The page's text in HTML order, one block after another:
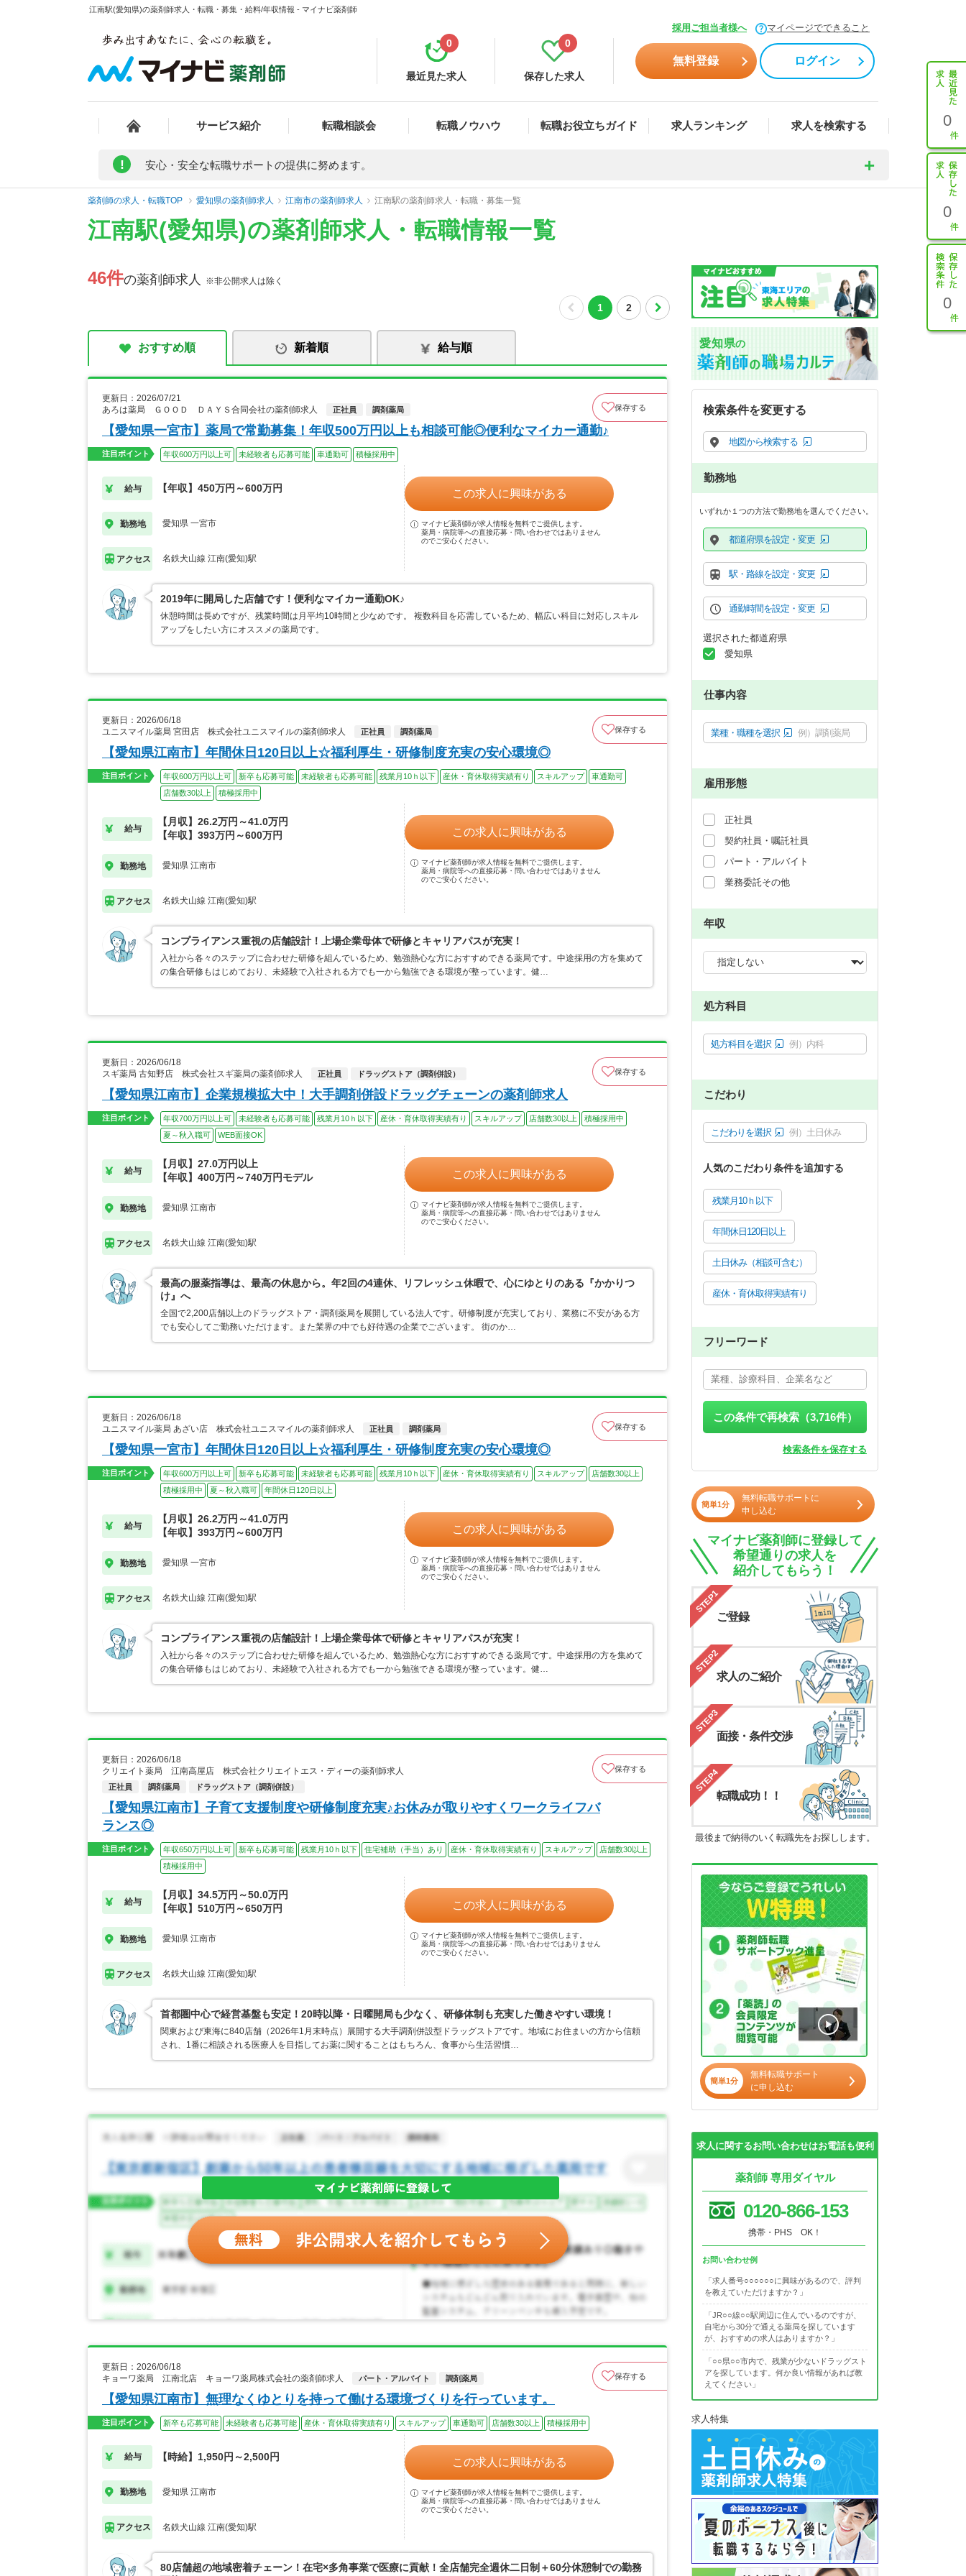
江南駅(愛知県)の薬剤師求人・転職・募集・給料/年収情報 - マイナビ薬剤師
採用ご担当者様へ マイページでできること
最近見た求人
0
保存した求人
0
無料登録 ログイン
サービス紹介 転職相談会 転職ノウハウ 転職お役立ちガイド 求人ランキング 求人を検索する 0
0
0
! 安心・安全な転職サポートの提供に努めます。
薬剤師の求人・転職TOP 愛知県の薬剤師求人 江南市の薬剤師求人 江南駅の薬剤師求人・転職・募集一覧
江南駅(愛知県)の薬剤師求人・転職情報一覧
46件の薬剤師求人 ※非公開求人は除く
1 2
おすすめ順 新着順 給与順
更新日：2026/07/21
あろは薬局 ＧＯＯＤ ＤＡＹＳ合同会社の薬剤師求人
正社員 調剤薬局 保存する
【愛知県一宮市】薬局で常勤募集！年収500万円以上も相談可能◎便利なマイカー通勤♪
注目ポイント 年収600万円以上可 未経験者も応募可能 車通勤可 積極採用中
給与 【年収】450万円～600万円
勤務地 愛知県 一宮市
アクセス 名鉄犬山線 江南(愛知)駅
この求人に興味がある
マイナビ薬剤師が求人情報を無料でご提供します。
薬局・病院等への直接応募・問い合わせではありません
のでご安心ください。
2019年に開局した店舗です！便利なマイカー通勤OK♪
休憩時間は長めですが、残業時間は月平均10時間と少なめです。 複数科目を応需しているため、幅広い科目に対応しスキル
アップをしたい方にオススメの薬局です。
更新日：2026/06/18
ユニスマイル薬局 宮田店 株式会社ユニスマイルの薬剤師求人
正社員 調剤薬局 保存する
【愛知県江南市】年間休日120日以上☆福利厚生・研修制度充実の安心環境◎
注目ポイント 年収600万円以上可 新卒も応募可能 未経験者も応募可能 残業月10ｈ以下 産休・育休取得実績有り スキルアップ
車通勤可
店舗数30以上
積極採用中
給与
【月収】26.2万円～41.0万円
【年収】393万円～600万円
勤務地 愛知県 江南市
アクセス 名鉄犬山線 江南(愛知)駅
この求人に興味がある
マイナビ薬剤師が求人情報を無料でご提供します。
薬局・病院等への直接応募・問い合わせではありません
のでご安心ください。
コンプライアンス重視の店舗設計！上場企業母体で研修とキャリアパスが充実！
入社から各々のステップに合わせた研修を組んでいるため、勉強熱心な方におすすめできる薬局です。中途採用の方を集めて
の集合研修もはじめており、未経験で入社される方でも一から勉強できる環境が整っています。健…
更新日：2026/06/18
スギ薬局 古知野店 株式会社スギ薬局の薬剤師求人
正社員 ドラッグストア（調剤併設） 保存する
【愛知県江南市】企業規模拡大中！大手調剤併設ドラッグチェーンの薬剤師求人
注目ポイント 年収700万円以上可 未経験者も応募可能 残業月10ｈ以下 産休・育休取得実績有り スキルアップ 店舗数30以上
積極採用中
夏～秋入職可
WEB面接OK
給与
【月収】27.0万円以上
【年収】400万円～740万円モデル
勤務地 愛知県 江南市
アクセス 名鉄犬山線 江南(愛知)駅
この求人に興味がある
マイナビ薬剤師が求人情報を無料でご提供します。
薬局・病院等への直接応募・問い合わせではありません
のでご安心ください。
最高の服薬指導は、最高の休息から。年2回の4連休、リフレッシュ休暇で、心にゆとりのある『かかりつ
け』へ
全国で2,200店舗以上のドラッグストア・調剤薬局を展開している法人です。研修制度が充実しており、業務に不安がある方
でも安心してご勤務いただけます。また業界の中でも好待遇の企業でございます。 街のか…
更新日：2026/06/18
ユニスマイル薬局 あざい店 株式会社ユニスマイルの薬剤師求人
正社員 調剤薬局 保存する
【愛知県一宮市】年間休日120日以上☆福利厚生・研修制度充実の安心環境◎
注目ポイント 年収600万円以上可 新卒も応募可能 未経験者も応募可能 残業月10ｈ以下 産休・育休取得実績有り スキルアップ
店舗数30以上
積極採用中
夏～秋入職可 年間休日120日以上
給与
【月収】26.2万円～41.0万円
【年収】393万円～600万円
勤務地 愛知県 一宮市
アクセス 名鉄犬山線 江南(愛知)駅
この求人に興味がある
マイナビ薬剤師が求人情報を無料でご提供します。
薬局・病院等への直接応募・問い合わせではありません
のでご安心ください。
コンプライアンス重視の店舗設計！上場企業母体で研修とキャリアパスが充実！
入社から各々のステップに合わせた研修を組んでいるため、勉強熱心な方におすすめできる薬局です。中途採用の方を集めて
の集合研修もはじめており、未経験で入社される方でも一から勉強できる環境が整っています。健…
更新日：2026/06/18
クリエイト薬局 江南高屋店 株式会社クリエイトエス・ディーの薬剤師求人
正社員 調剤薬局 ドラッグストア（調剤併設）
保存する
【愛知県江南市】子育て支援制度や研修制度充実♪お休みが取りやすくワークライフバ
ランス◎
注目ポイント 年収650万円以上可 新卒も応募可能 残業月10ｈ以下 住宅補助（手当）あり 産休・育休取得実績有り スキルアップ
店舗数30以上
積極採用中
給与
【月収】34.5万円～50.0万円
【年収】510万円～650万円
勤務地 愛知県 江南市
アクセス 名鉄犬山線 江南(愛知)駅
この求人に興味がある
マイナビ薬剤師が求人情報を無料でご提供します。
薬局・病院等への直接応募・問い合わせではありません
のでご安心ください。
首都圏中心で経営基盤も安定！20時以降・日曜開局も少なく、研修体制も充実した働きやすい環境！
関東および東海に840店舗（2026年1月末時点）展開する大手調剤併設型ドラッグストアです。地域にお住まいの方から信頼
され、1番に相談される医療人を目指してお薬に関することはもちろん、食事から生活習慣…
更新日：2026/06/18
キョーワ薬局 江南北店 キョーワ薬局株式会社の薬剤師求人
パート・アルバイト 調剤薬局 保存する
【愛知県江南市】無理なくゆとりを持って働ける環境づくりを行っています。
注目ポイント 新卒も応募可能 未経験者も応募可能 産休・育休取得実績有り スキルアップ 車通勤可 店舗数30以上 積極採用中
給与 【時給】1,950円～2,500円
勤務地 愛知県 江南市
アクセス 名鉄犬山線 江南(愛知)駅
この求人に興味がある
マイナビ薬剤師が求人情報を無料でご提供します。
薬局・病院等への直接応募・問い合わせではありません
のでご安心ください。
80店舗超の地域密着チェーン！在宅×多角事業で医療に貢献！全店舗完全週休二日制＋60分休憩制での勤務
愛知県の
検索条件を変更する
地図から検索する
勤務地
いずれか１つの方法で勤務地を選んでください。
都道府県を設定・変更
駅・路線を設定・変更
通勤時間を設定・変更
選択された都道府県
愛知県
仕事内容
業種・職種を選択 例）調剤薬局
雇用形態
正社員
契約社員・嘱託社員
パート・アルバイト
業務委託その他
年収
処方科目
処方科目を選択 例）内科
こだわり
こだわりを選択 例）土日休み
人気のこだわり条件を追加する
残業月10ｈ以下
年間休日120日以上
土日休み（相談可含む）
産休・育休取得実績有り
フリーワード
この条件で再検索（3,716件）
検索条件を保存する
簡単1分
無料転職サポートに
申し込む
マイナビ薬剤師に登録して
希望通りの求人を
紹介してもらう！
STEP1
ご登録
STEP2
求人のご紹介
STEP3
面接・条件交渉
STEP4
転職成功！！
最後まで納得のいく転職先をお探しします。
簡単1分
無料転職サポート
に申し込む
求人に関するお問い合わせはお電話も便利
薬剤師 専用ダイヤル
0120-866-153
携帯・PHS OK！
お問い合わせ例
「求人番号○○○○○○に興味があるので、評判
を教えていただけますか？」
「JR○○線○○駅周辺に住んでいるのですが、
自宅から30分で通える薬局を探しています
が、おすすめの求人はありますか？」
「○○県○○市内で、残業が少ないドラッグスト
アを探しています。何か良い情報があれば教
えてください」
求人特集